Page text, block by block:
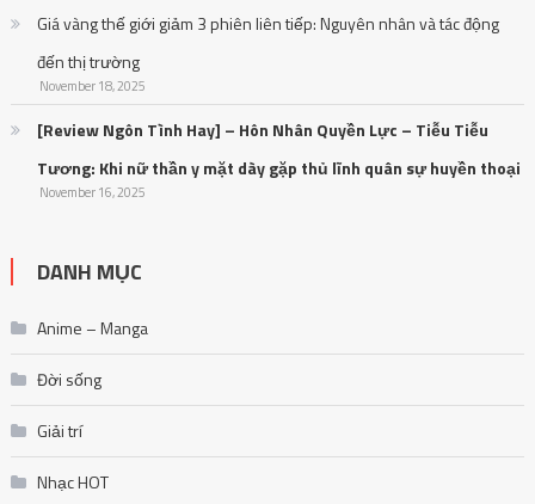
Giá vàng thế giới giảm 3 phiên liên tiếp: Nguyên nhân và tác động
đến thị trường
November 18, 2025
[Review Ngôn Tình Hay] – Hôn Nhân Quyền Lực – Tiễu Tiễu
Tương: Khi nữ thần y mặt dày gặp thủ lĩnh quân sự huyền thoại
November 16, 2025
DANH MỤC
Anime – Manga
Đời sống
Giải trí
Nhạc HOT